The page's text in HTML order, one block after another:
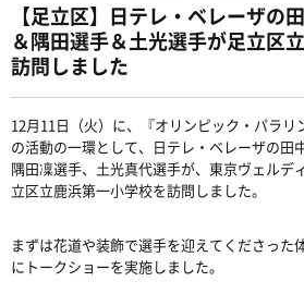
【足立区】日テレ・ベレーザの
＆隅田選手＆土光選手が足立区
訪問しました
12月11日（火）に、『オリンピック・パラリ
の活動の一環として、日テレ・ベレーザの田
隅田凜選手、土光真代選手が、東京ヴェルデ
立区立鹿浜第一小学校を訪問しました。
まずは花道や装飾で選手を迎えてくださった
にトークショーを実施しました。